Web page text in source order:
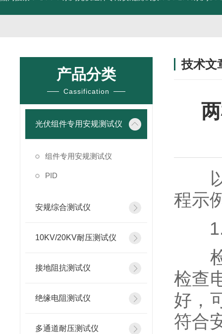
产品分类
Cassification
光伏组件专用安规测试仪
组件专用安规测试仪
PID
安规综合测试仪
10KV/20KV耐压测试仪
接地阻抗测试仪
绝缘电阻测试仪
多通道耐压测试仪
技术文
以
程示
1.
检
检查
好，
符合